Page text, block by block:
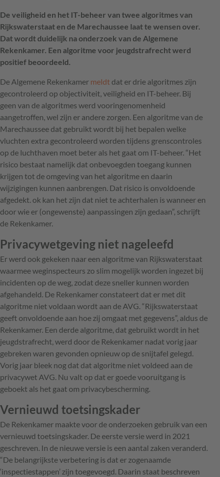
De veiligheid en het IT-beheer van twee algoritmes van
Rijkswaterstaat en de Marechaussee laat te wensen over.
Dat wordt duidelijk na onderzoek van de Algemene
Rekenkamer. Een algoritme voor jeugdstrafrecht werd
positief beoordeeld.
De Algemene Rekenkamer meldt dat er drie algoritmes zijn
gecontroleerd op objectiviteit, veiligheid en IT-beheer. Bij
geen van de algoritmes werd vooringenomenheid
aangetroffen, wel zijn er andere zorgen. Een algoritme van de
Marechaussee dat gebruikt wordt bij het bepalen welke
vluchten extra gecontroleerd worden tijdens grenscontroles
op de luchthaven moet beter als het gaat om IT-beheer. “Het
risico bestaat namelijk dat onbevoegden toegang kunnen
krijgen tot de omgeving van het algoritme en daarin
wijzigingen kunnen aanbrengen. Dat risico is onvoldoende
afgedekt. ok kan het zijn dat niet te achterhalen is wanneer en
door wie er (ongewenste) aanpassingen zijn gedaan”, schrijft
de Rekenkamer.
Privacywetgeving niet nageleefd
Er werd ook gekeken naar een algoritme van Rijkswaterstaat
waarmee weginspecteurs zo slim mogelijk worden ingezet bij
incidenten op de weg, zodat deze sneller kunnen worden
afgehandeld. De Rekenkamer constateert dat er met dit
algoritme niet voldaan wordt aan de AVG. “Rijkswaterstaat
geeft onvoldoende aan hoe zij omgaat met gegevens”, aldus de
Rekenkamer. Een derde algoritme, dat gebruikt wordt in het
jeugdstrafrecht, werd door de Rekenkamer nadat vorig jaar
gebreken waren gevonden opnieuw op de snijtafel gelegd.
Vorig jaar bleek nog dat dat algoritme niet voldeed aan de
privacywet AVG. Nu valt op dat er goede vooruitgang is
geboekt als het gaat om privacybescherming.
Vernieuwd toetsingskader
De Rekenkamer maakte voor de onderzoeken gebruik van een
vernieuwd toetsingskader. De eerste versie werd in 2021
geschreven. In de nieuwe versie is een aantal zaken veranderd.
“De belangrijkste verbetering is dat er zogenaamde
‘inspectiestappen’ zijn toegevoegd. Daarin staat beschreven